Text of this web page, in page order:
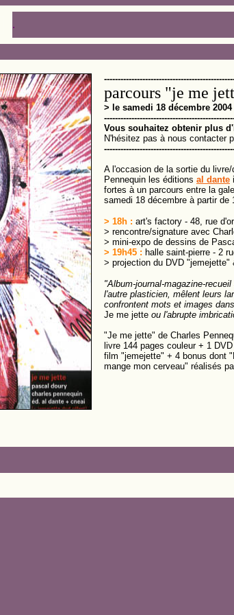
.
parcours "je me
> le samedi 18 décembre 2004
Vous souhaitez obtenir plus
N'hésitez pas à nous contacter
A l'occasion de la sortie du
Pennequin les éditions al dante
fortes à un parcours entre la
samedi 18 décembre à partir de
> 18h : art's factory - 48, rue
> rencontre/signature avec
> mini-expo de dessins de
> 19h45 : halle saint-pierre - 2
> projection du DVD "jemejette"
"Album-journal-magazine-
l'autre plasticien, mêlent leurs
confrontent mots et images
Je me jette ou l'abrupte
"Je me jette" de Charles
livre 144 pages couleur + 1
film "jemejette" + 4 bonus dont
mange mon cerveau" réalisés